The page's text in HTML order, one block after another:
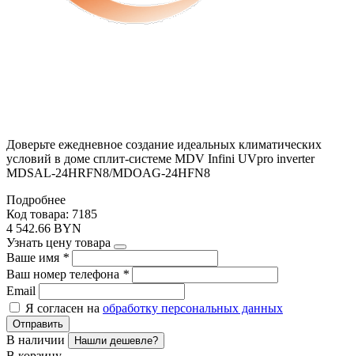
Доверьте ежедневное создание идеальных климатических
условий в доме сплит-системе MDV Infini UVpro inverter
MDSAL-24HRFN8/MDOAG-24HFN8
Подробнее
Код товара: 7185
4 542.66 BYN
Узнать цену товара
Ваше имя *
Ваш номер телефона *
Email
Я согласен на обработку персональных данных
Отправить
В наличии Нашли дешевле?